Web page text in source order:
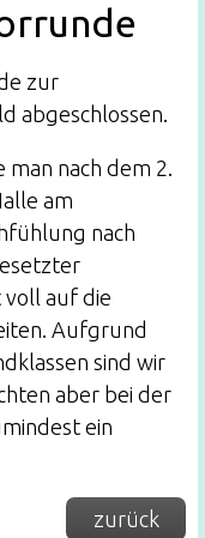
zur
abgeschlossen.
nach dem 2.
am
nach
auf die
Aufgrund
sind wir
aber bei der
ein
zurück